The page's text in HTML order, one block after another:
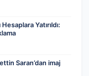
Yatırıldı:
Saran’dan imaj